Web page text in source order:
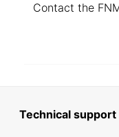
Contact the
Technical support